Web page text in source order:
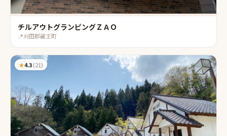
チルアウトグランピングＺＡＯ
📍刈田郡蔵王町
★4.3(21)